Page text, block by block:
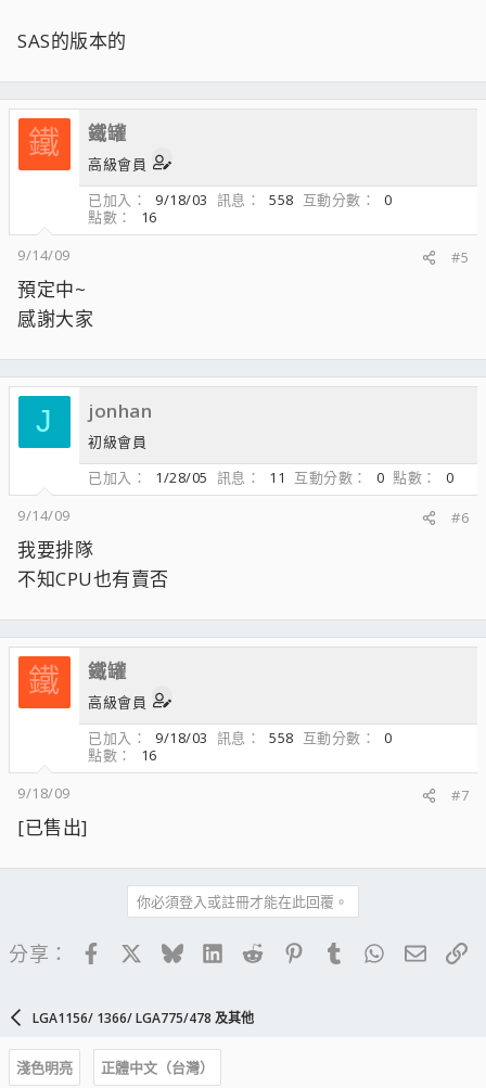
SAS的版本的
鐵 鐵罐
高級會員
已加入
9/18/03 訊息 558 互動分數
0
點數
16
9/14/09
#5
預定中~
感謝大家
J jonhan
初級會員
已加入
1/28/05 訊息 11 互動分數 0 點數
0
9/14/09
#6
我要排隊
不知CPU也有賣否
鐵 鐵罐
高級會員
已加入
9/18/03 訊息 558 互動分數
0
點數
16
9/18/09
#7
[已售出]
你必須登入或註冊才能在此回覆。
分享： FacebookBlueskyLinkedIn
Reddit PinterestTumblrWhatsApp
電子
LGA1156/ 1366/ LGA775/478 及其他
淺色明亮
正體中文（台灣）